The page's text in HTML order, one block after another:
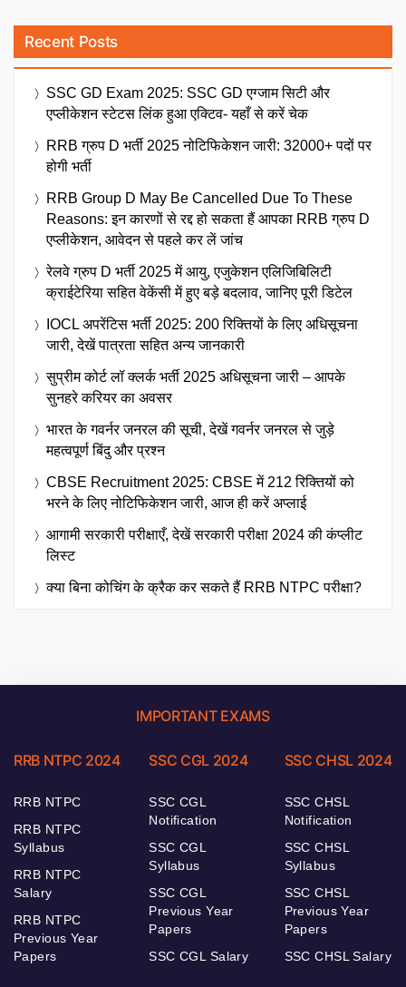
Recent Posts
SSC GD Exam 2025: SSC GD एग्जाम सिटी और
एप्लीकेशन स्टेटस लिंक हुआ एक्टिव- यहाँ से करें चेक
RRB ग्रुप D भर्ती 2025 नोटिफिकेशन जारी: 32000+ पदों पर
होगी भर्ती
RRB Group D May Be Cancelled Due To These
Reasons: इन कारणों से रद्द हो सकता हैं आपका RRB ग्रुप D
एप्लीकेशन, आवेदन से पहले कर लें जांच
रेलवे ग्रुप D भर्ती 2025 में आयु, एजुकेशन एलिजिबिलिटी
क्राईटेरिया सहित वेकेंसी में हुए बड़े बदलाव, जानिए पूरी डिटेल
IOCL अपरेंटिस भर्ती 2025: 200 रिक्तियों के लिए अधिसूचना
जारी, देखें पात्रता सहित अन्य जानकारी
सुप्रीम कोर्ट लॉ क्लर्क भर्ती 2025 अधिसूचना जारी – आपके
सुनहरे करियर का अवसर
भारत के गवर्नर जनरल की सूची, देखें गवर्नर जनरल से जुड़े
महत्वपूर्ण बिंदु और प्रश्न
CBSE Recruitment 2025: CBSE में 212 रिक्तियों को
भरने के लिए नोटिफिकेशन जारी, आज ही करें अप्लाई
आगामी सरकारी परीक्षाएँ, देखें सरकारी परीक्षा 2024 की कंप्लीट
लिस्ट
क्या बिना कोचिंग के क्रैक कर सकते हैं RRB NTPC परीक्षा?
IMPORTANT EXAMS
RRB NTPC 2024
RRB NTPC
RRB NTPC
Syllabus
RRB NTPC
Salary
RRB NTPC
Previous Year
Papers
SSC CGL 2024
SSC CGL
Notification
SSC CGL
Syllabus
SSC CGL
Previous Year
Papers
SSC CGL Salary
SSC CHSL 2024
SSC CHSL
Notification
SSC CHSL
Syllabus
SSC CHSL
Previous Year
Papers
SSC CHSL Salary